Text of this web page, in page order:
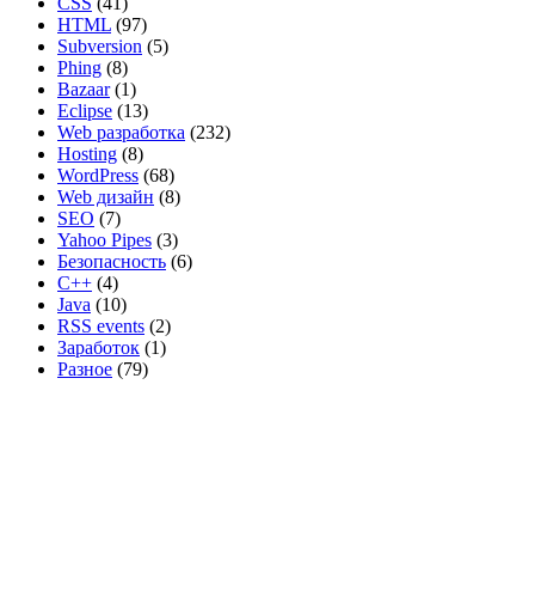
HTML (97)
Subversion (5)
Phing (8)
Bazaar(1)
Eclipse (13)
Web разработка (232)
Hosting (8)
WordPress (68)
Web дизайн (8)
SEO (7)
Yahoo Pipes (3)
Безопасность (6)
C++ (4)
Java (10)
RSS events (2)
Заработок (1)
Разное (79)